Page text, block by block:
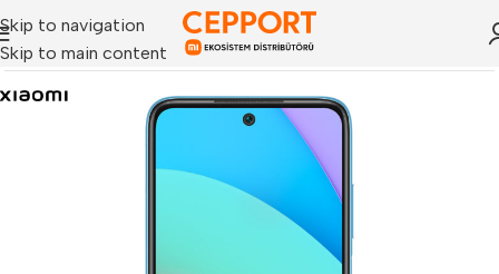
Skip to navigation
Skip to main content